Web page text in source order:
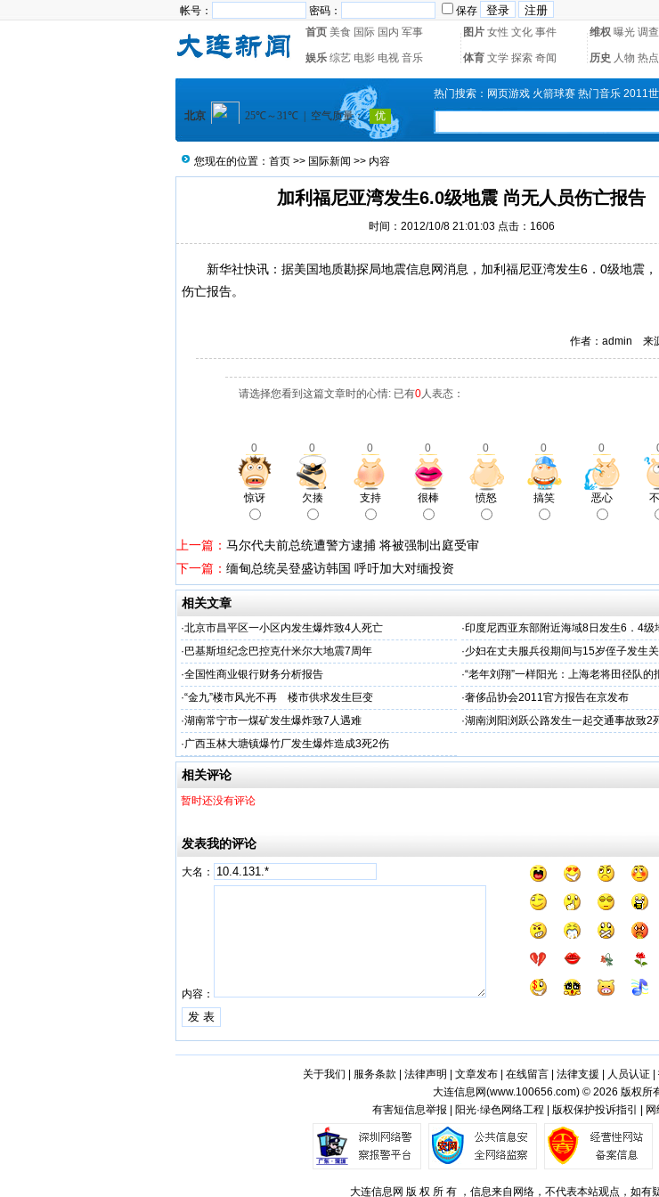
帐号： 密码： 保存
首页 美食 国际 国内 军事 图片 女性 文化 事件 维权 曝光 调查
娱乐 综艺 电影 电视 音乐 体育 文学 探索 奇闻 历史 人物 热点
热门搜索： 网页游戏 火箭球赛 热门音乐 2011
您现在的位置： 首页 >> 国际新闻 >> 内容
加利福尼亚湾发生6.0级地震 尚无人员伤亡报告
时间：2012/10/8 21:01:03 点击：1606
新华社快讯：据美国地质勘探局地震信息网消息，加利福尼亚湾发生6．0级地震
伤亡报告。
作者：admin 来
请选择您看到这篇文章时的心情: 已有0人表态：
0 0 0 0 0 0 0
惊讶 欠揍 支持 很棒 愤怒 搞笑 恶心
上一篇： 马尔代夫前总统遭警方逮捕 将被强制出庭受审
下一篇： 缅甸总统吴登盛访韩国 呼吁加大对缅投资
相关文章
·北京市昌平区一小区内发生爆炸致4人死亡 ·印度尼西亚东部附近海域8日发生6．4级
· 巴基斯坦纪念巴控克什米尔大地震7周年 ·少妇在丈夫服兵役期间与15岁侄子发生
·全国性商业银行财务分析报告 ·“老年刘翔”一样阳光：上海老将田径队的
·“金九”楼市风光不再 楼市供求发生巨变 ·奢侈品协会2011官方报告在京发布
·湖南常宁市一煤矿发生爆炸致7人遇难 ·湖南浏阳浏跃公路发生一起交通事故致2
·广西玉林大塘镇爆竹厂发生爆炸造成3死2伤
相关评论
暂时还没有评论
发表我的评论
大名：
内容：
关于我们 服务条款 法律声明 文章发布| 在线留言| 法律支援 人员认证|
大连信息网(www.100656.com) © 2026 版权所
有害短信息举报 | 阳光·绿色网络工程 | 版权保护投诉指引 |
大连信息网 版 权 所 有 ，信息来自网络，不代表本站观点，如有